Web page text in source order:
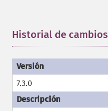
Historial de cambios
7.3.0